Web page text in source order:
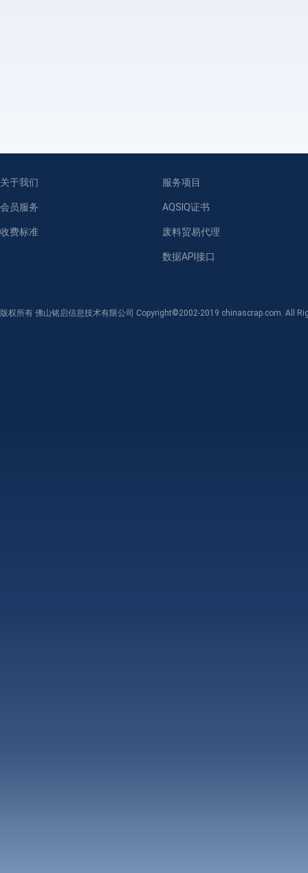
关于我们
会员服务
收费标准
服务项目
AQSIQ证书
废料贸易代理
数据API接口
版权所有 佛山铭启信息技术有限公司 Copyright©2002-2019 chinascrap.com. All